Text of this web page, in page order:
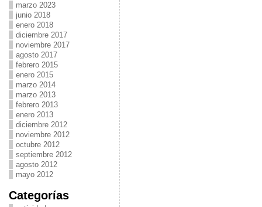
marzo 2023
junio 2018
enero 2018
diciembre 2017
noviembre 2017
agosto 2017
febrero 2015
enero 2015
marzo 2014
marzo 2013
febrero 2013
enero 2013
diciembre 2012
noviembre 2012
octubre 2012
septiembre 2012
agosto 2012
mayo 2012
Categorías